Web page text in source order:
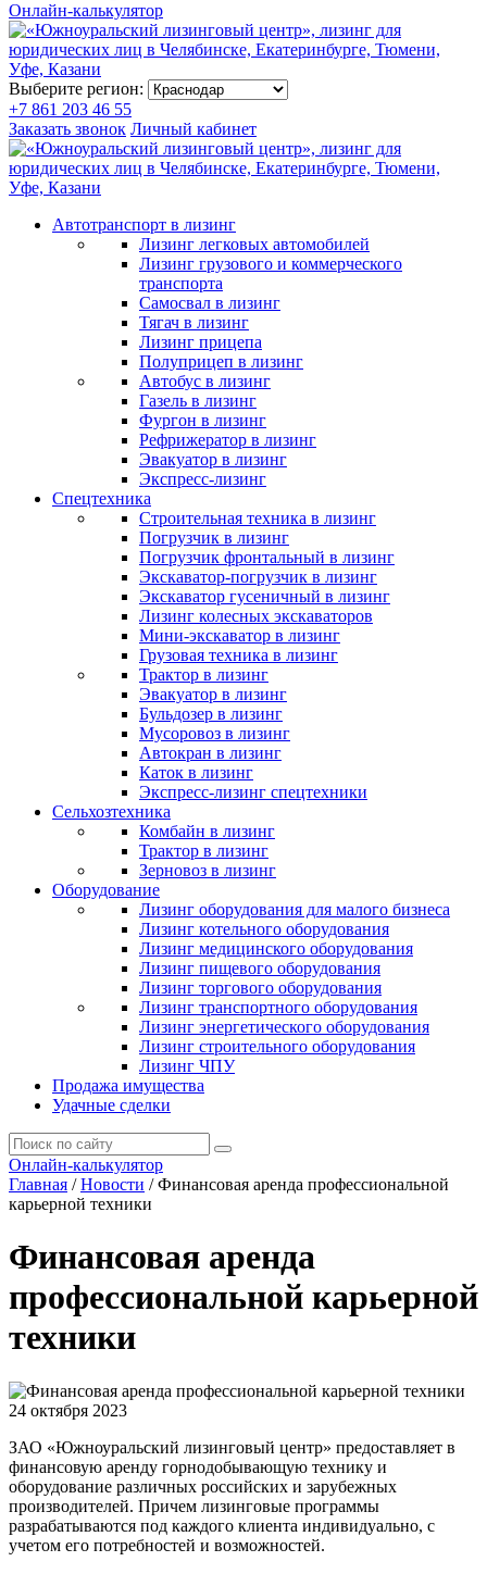
Онлайн-калькулятор
Выберите регион:
+7 861 203 46 55
Заказать звонок Личный кабинет
Автотранспорт в лизинг
Лизинг легковых автомобилей
Лизинг грузового и коммерческого
транспорта
Самосвал в лизинг
Тягач в лизинг
Лизинг прицепа
Полуприцеп в лизинг
Автобус в лизинг
Газель в лизинг
Фургон в лизинг
Рефрижератор в лизинг
Эвакуатор в лизинг
Экспресс-лизинг
Спецтехника
Строительная техника в лизинг
Погрузчик в лизинг
Погрузчик фронтальный в лизинг
Экскаватор-погрузчик в лизинг
Экскаватор гусеничный в лизинг
Лизинг колесных экскаваторов
Мини-экскаватор в лизинг
Грузовая техника в лизинг
Трактор в лизинг
Эвакуатор в лизинг
Бульдозер в лизинг
Мусоровоз в лизинг
Автокран в лизинг
Каток в лизинг
Экспресс-лизинг спецтехники
Сельхозтехника
Комбайн в лизинг
Трактор в лизинг
Зерновоз в лизинг
Оборудование
Лизинг оборудования для малого бизнеса
Лизинг котельного оборудования
Лизинг медицинского оборудования
Лизинг пищевого оборудования
Лизинг торгового оборудования
Лизинг транспортного оборудования
Лизинг энергетического оборудования
Лизинг строительного оборудования
Лизинг ЧПУ
Продажа имущества
Удачные сделки
Онлайн-калькулятор
Главная / Новости / Финансовая аренда профессиональной
карьерной техники
Финансовая аренда
профессиональной карьерной
техники
24 октября 2023
ЗАО «Южноуральский лизинговый центр» предоставляет в
финансовую аренду горнодобывающую технику и
оборудование различных российских и зарубежных
производителей. Причем лизинговые программы
разрабатываются под каждого клиента индивидуально, с
учетом его потребностей и возможностей.